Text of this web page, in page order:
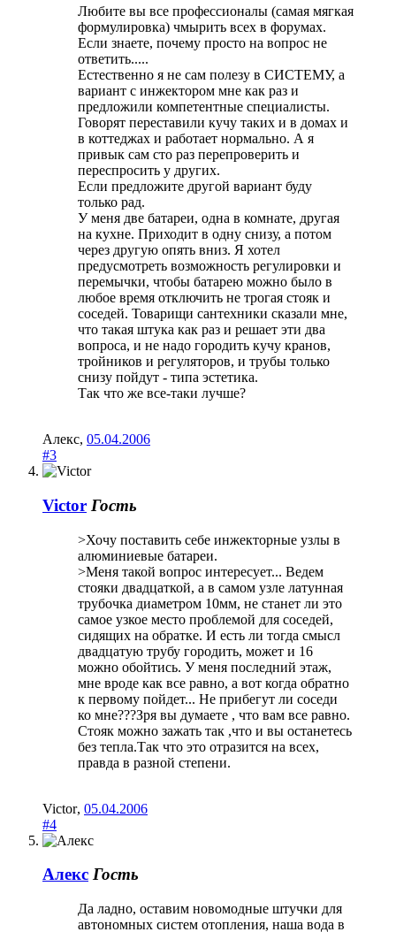
Любите вы все профессионалы (самая мягкая
формулировка) чмырить всех в форумах.
Если знаете, почему просто на вопрос не
ответить.....
Естественно я не сам полезу в СИСТЕМУ, а
вариант с инжектором мне как раз и
предложили компетентные специалисты.
Говорят переставили кучу таких и в домах и
в коттеджах и работает нормально. А я
привык сам сто раз перепроверить и
переспросить у других.
Если предложите другой вариант буду
только рад.
У меня две батареи, одна в комнате, другая
на кухне. Приходит в одну снизу, а потом
через другую опять вниз. Я хотел
предусмотреть возможность регулировки и
перемычки, чтобы батарею можно было в
любое время отключить не трогая стояк и
соседей. Товарищи сантехники сказали мне,
что такая штука как раз и решает эти два
вопроса, и не надо городить кучу кранов,
тройников и регуляторов, и трубы только
снизу пойдут - типа эстетика.
Так что же все-таки лучше?
Алекс, 05.04.2006
#3
Victor Гость
>Хочу поставить себе инжекторные узлы в
алюминиевые батареи.
>Меня такой вопрос интересует... Ведем
стояки двадцаткой, а в самом узле латунная
трубочка диаметром 10мм, не станет ли это
самое узкое место проблемой для соседей,
сидящих на обратке. И есть ли тогда смысл
двадцатую трубу городить, может и 16
можно обойтись. У меня последний этаж,
мне вроде как все равно, а вот когда обратно
к первому пойдет... Не прибегут ли соседи
ко мне???Зря вы думаете , что вам все равно.
Стояк можно зажать так ,что и вы останетесь
без тепла.Так что это отразится на всех,
правда в разной степени.
Victor, 05.04.2006
#4
Алекс Гость
Да ладно, оставим новомодные штучки для
автономных систем отопления, наша вода в